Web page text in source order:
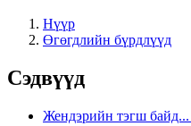
Нүүр
Өгөгдлийн бүрдлүүд
Сэдвүүд
Жендэрийн тэгш байд...